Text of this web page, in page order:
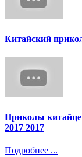
Китайский
Приколы
2017 2017
Подробнее ...